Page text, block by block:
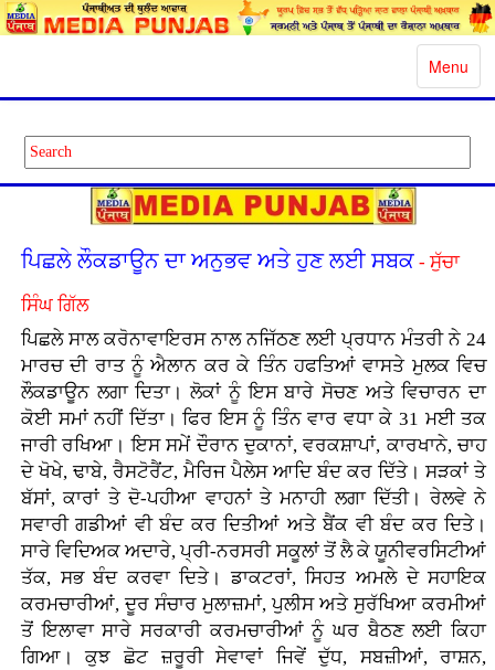
Toggle
Menu
ਪਿਛਲੇ ਲੌਕਡਾਊਨ ਦਾ ਅਨੁਭਵ ਅਤੇ ਹੁਣ ਲਈ ਸਬਕ- ਸੁੱਚਾ
ਸਿੰਘ ਗਿੱਲ
ਪਿਛਲੇ ਸਾਲ ਕਰੋਨਾਵਾਇਰਸ ਨਾਲ ਨਜਿੱਠਣ ਲਈ ਪ੍ਰਧਾਨ ਮੰਤਰੀ ਨੇ 24
ਮਾਰਚ ਦੀ ਰਾਤ ਨੂੰ ਐਲਾਨ ਕਰ ਕੇ ਤਿੰਨ ਹਫਤਿਆਂ ਵਾਸਤੇ ਮੁਲਕ ਵਿਚ
ਲੌਕਡਾਊਨ ਲਗਾ ਦਿਤਾ। ਲੋਕਾਂ ਨੂੰ ਇਸ ਬਾਰੇ ਸੋਚਣ ਅਤੇ ਵਿਚਾਰਨ ਦਾ
ਕੋਈ ਸਮਾਂ ਨਹੀਂ ਦਿੱਤਾ। ਫਿਰ ਇਸ ਨੂੰ ਤਿੰਨ ਵਾਰ ਵਧਾ ਕੇ 31 ਮਈ ਤਕ
ਜਾਰੀ ਰਖਿਆ। ਇਸ ਸਮੇਂ ਦੌਰਾਨ ਦੁਕਾਨਾਂ, ਵਰਕਸ਼ਾਪਾਂ, ਕਾਰਖਾਨੇ, ਚਾਹ
ਦੇ ਖੋਖੇ, ਢਾਬੇ, ਰੈਸਟੋਰੈਂਟ, ਮੈਰਿਜ ਪੈਲੇਸ ਆਦਿ ਬੰਦ ਕਰ ਦਿੱਤੇ। ਸੜਕਾਂ ਤੇ
ਬੱਸਾਂ, ਕਾਰਾਂ ਤੇ ਦੋ-ਪਹੀਆ ਵਾਹਨਾਂ ਤੇ ਮਨਾਹੀ ਲਗਾ ਦਿੱਤੀ। ਰੇਲਵੇ ਨੇ
ਸਵਾਰੀ ਗਡੀਆਂ ਵੀ ਬੰਦ ਕਰ ਦਿਤੀਆਂ ਅਤੇ ਬੈਂਕ ਵੀ ਬੰਦ ਕਰ ਦਿਤੇ।
ਸਾਰੇ ਵਿਦਿਅਕ ਅਦਾਰੇ, ਪ੍ਰੀ-ਨਰਸਰੀ ਸਕੂਲਾਂ ਤੋਂ ਲੈ ਕੇ ਯੂਨੀਵਰਸਿਟੀਆਂ
ਤੱਕ, ਸਭ ਬੰਦ ਕਰਵਾ ਦਿਤੇ। ਡਾਕਟਰਾਂ, ਸਿਹਤ ਅਮਲੇ ਦੇ ਸਹਾਇਕ
ਕਰਮਚਾਰੀਆਂ, ਦੂਰ ਸੰਚਾਰ ਮੁਲਾਜ਼ਮਾਂ, ਪੁਲੀਸ ਅਤੇ ਸੁਰੱਖਿਆ ਕਰਮੀਆਂ
ਤੋਂ ਇਲਾਵਾ ਸਾਰੇ ਸਰਕਾਰੀ ਕਰਮਚਾਰੀਆਂ ਨੂੰ ਘਰ ਬੈਠਣ ਲਈ ਕਿਹਾ
ਗਿਆ। ਕੁਝ ਛੋਟ ਜ਼ਰੂਰੀ ਸੇਵਾਵਾਂ ਜਿਵੇਂ ਦੁੱਧ, ਸਬਜ਼ੀਆਂ, ਰਾਸ਼ਨ,